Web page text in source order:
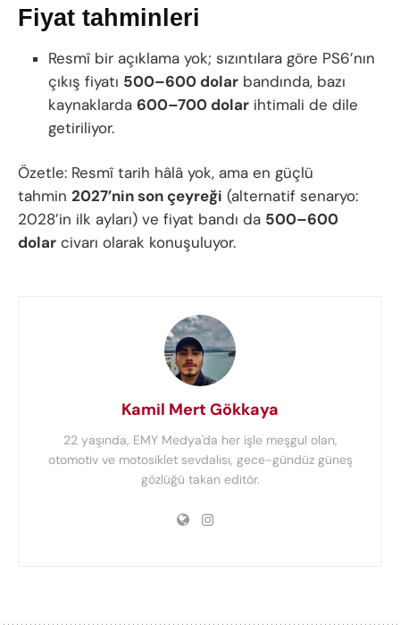
Fiyat tahminleri
Resmî bir açıklama yok; sızıntılara göre PS6’nın
çıkış fiyatı 500–600 dolar bandında, bazı
kaynaklarda600–700 dolar ihtimali de dile
getiriliyor.
Özetle: Resmî tarih hâlâ yok, ama en güçlü
tahmin 2027’nin son çeyreği (alternatif senaryo:
2028’in ilk ayları) ve fiyat bandı da 500–600
dolar civarı olarak konuşuluyor.
Kamil Mert Gökkaya
22 yaşında, EMY Medya'da her işle meşgul olan,
otomotiv ve motosiklet sevdalısı, gece-gündüz güneş
gözlüğü takan editör.